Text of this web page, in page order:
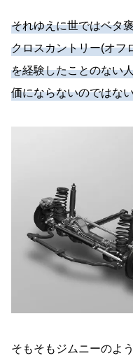
それゆえに世ではベタ
クロスカントリー(オフ
を経験したことのない
価にならないのではな
そもそもジムニーのよ